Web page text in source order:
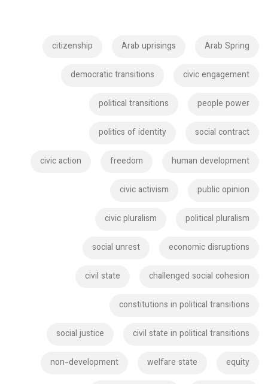
Arab Spring
Arab uprisings
citizenship
civic engagement
democratic transitions
people power
political transitions
social contract
politics of identity
human development
freedom
civic action
public opinion
civic activism
political pluralism
civic pluralism
economic disruptions
social unrest
challenged social cohesion
civil state
constitutions in political transitions
civil state in political transitions
social justice
equity
welfare state
non-development